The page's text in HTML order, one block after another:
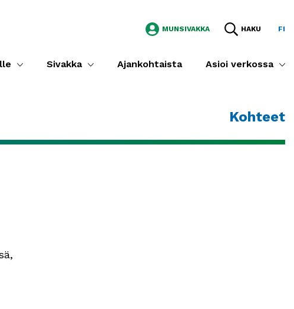
MUNSIVAKKA HAKU FI
Sivakka Ajankohtaista Asioi verkossa
Kohteet